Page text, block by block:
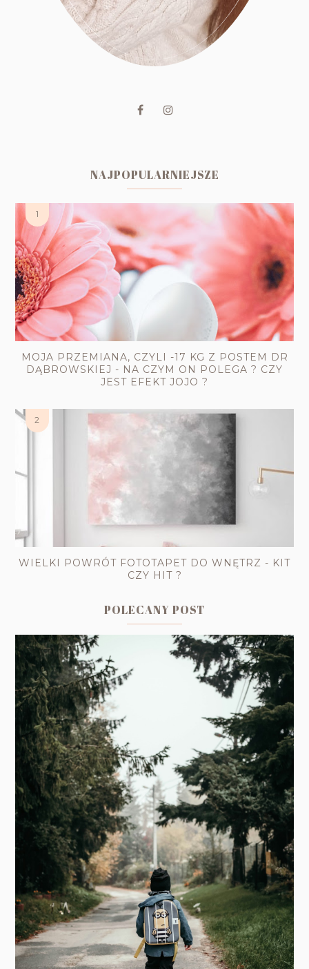
NAJPOPULARNIEJSZE
MOJA PRZEMIANA, CZYLI -17 KG Z POSTEM DR
DĄBROWSKIEJ - NA CZYM ON POLEGA ? CZY
JEST EFEKT JOJO ?
WIELKI POWRÓT FOTOTAPET DO WNĘTRZ - KIT
CZY HIT ?
POLECANY POST